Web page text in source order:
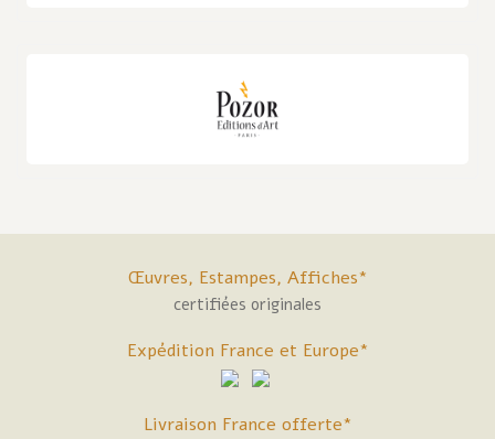
Œuvres, Estampes, Affiches*
certifiées originales
Expédition France et Europe*
Livraison France offerte*